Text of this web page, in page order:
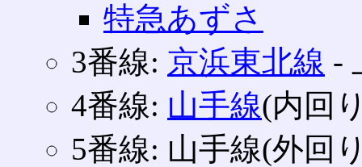
特急あずさ
3番線: 京浜東北線 ‐
4番線: 山手線(内回
5番線: 山手線(外回